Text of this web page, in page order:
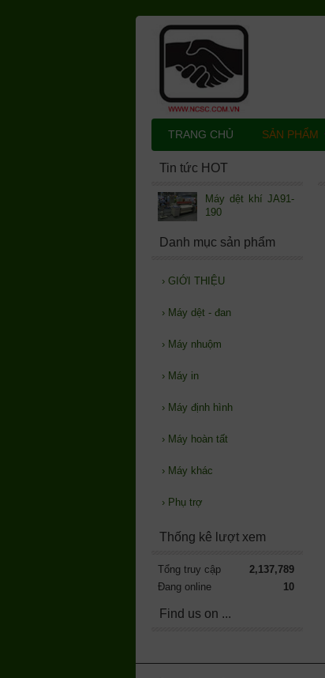
Tin tức HOT
Máy dệt khí JA91-
190
Danh mục sản phẩm
› GIỚI THIỆU
› Máy dệt - đan
› Máy nhuộm
› Máy in
› Máy định hình
› Máy hoàn tất
› Máy khác
› Phụ trợ
Thống kê lượt xem
Tổng truy cập
2,137,789
Đang online
10
Find us on ...
TRANG CHỦ SẢN PHẨM